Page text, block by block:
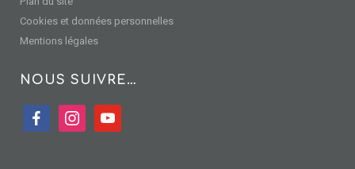
Cookies et données personnelles
Mentions légales
NOUS SUIVRE…
facebookinstagramyoutube